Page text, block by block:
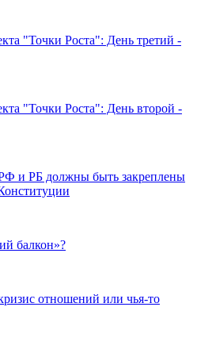
"Точки Роста": День третий -
"Точки Роста": День второй -
и РБ должны быть закреплены
балкон»?
отношений или чья-то